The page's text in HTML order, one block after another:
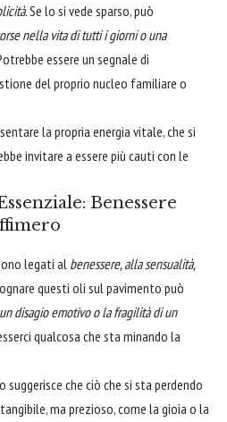
. Se lo si vede sparso, può
nella vita di tutti i giorni o una
essere un segnale di
del proprio nucleo familiare o
la propria energia vitale, che si
invitare a essere più cauti con le
Benessere
legati al benessere, alla sensualità,
questi oli sul pavimento può
disagio emotivo o la fragilità di un
qualcosa che sta minando la
che ciò che si sta perdendo
ma prezioso, come la gioia o la